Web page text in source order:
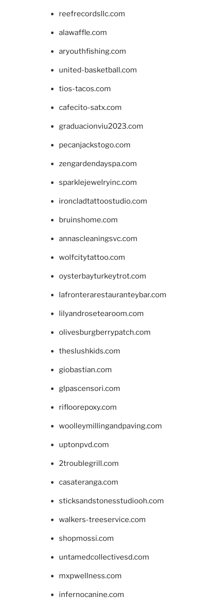
reefrecordsllc.com
alawaffle.com
aryouthfishing.com
united-basketball.com
tios-tacos.com
cafecito-satx.com
graduacionviu2023.com
pecanjackstogo.com
zengardendayspa.com
sparklejewelryinc.com
ironcladtattoostudio.com
bruinshome.com
annascleaningsvc.com
wolfcitytattoo.com
oysterbayturkeytrot.com
lafronterarestauranteybar.com
lilyandrosetearoom.com
olivesburgberrypatch.com
theslushkids.com
giobastian.com
glpascensori.com
rifloorepoxy.com
woolleymillingandpaving.com
uptonpvd.com
2troublegrill.com
casateranga.com
sticksandstonesstudiooh.com
walkers-treeservice.com
shopmossi.com
untamedcollectivesd.com
mxpwellness.com
infernocanine.com